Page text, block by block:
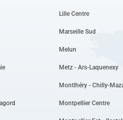
Lille Centre
Marseille Sud
Melun
Metz - Ars-Laquenexy
Montlhéry - Chilly-
Montpellier Centre